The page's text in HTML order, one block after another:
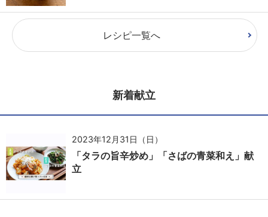
レシピ一覧へ
新着献立
2023年12月31日（日）
「タラの旨辛炒め」「さばの青菜和え」献
立